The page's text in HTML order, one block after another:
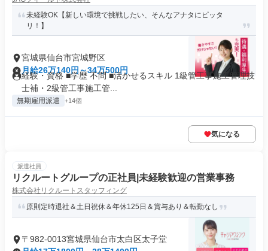
未経験OK【新しい環境で挑戦したい、そんなアナタにピッタ
リ！】
宮城県仙台市宮城野区
月給26万140円～34万500円
経験・資格 ■学歴 不問 ■活かせるスキル 1級管工事施工管理技
士補・2級管工事施工管...
無期雇用派遣 +14個
気になる
派遣社員
リクルートグループの正社員|未経験歓迎の営業事務
株式会社リクルートスタッフィング
原則定時退社＆土日祝休＆年休125日＆賞与あり＆転勤なし
〒982-0013宮城県仙台市太白区太子堂